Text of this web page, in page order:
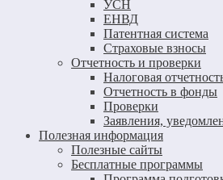
УСН
ЕНВД
Патентная система
Страховые взносы
Отчетность и проверки
Налоговая
Отчетность в фонды
Проверки
Заявления,
Полезная информация
Полезные сайты
Бесплатные программы